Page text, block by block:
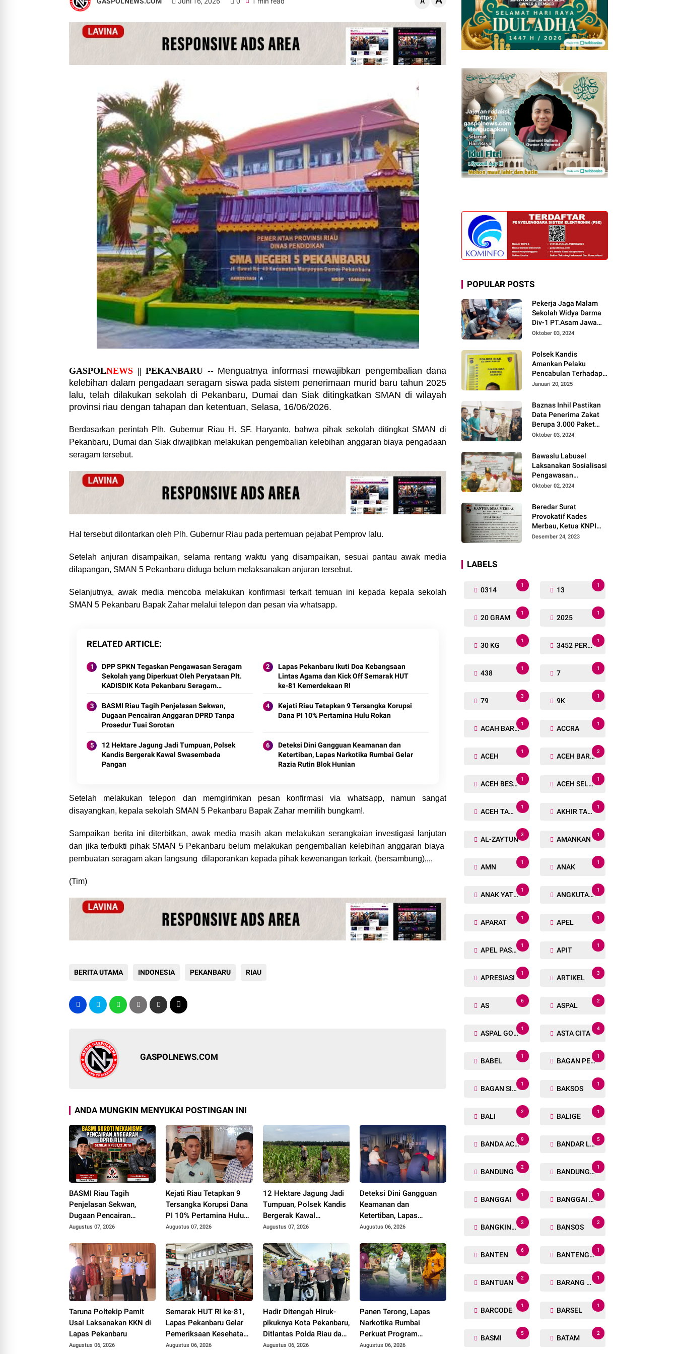
A
GASPOLNEWS || PEKANBARU -- Menguatnya informasi mewajibkan pengembalian dana
kelebihan dalam pengadaan seragam siswa pada sistem penerimaan murid baru tahun 2025
lalu, telah dilakukan sekolah di Pekanbaru, Dumai dan Siak ditingkatkan SMAN di wilayah
provinsi riau dengan tahapan dan ketentuan, Selasa, 16/06/2026.
Berdasarkan perintah Plh. Gubernur Riau H. SF. Haryanto, bahwa pihak sekolah ditingkat SMAN di
Pekanbaru, Dumai dan Siak diwajibkan melakukan pengembalian kelebihan anggaran biaya pengadaan
seragam tersebut.
Hal tersebut dilontarkan oleh Plh. Gubernur Riau pada pertemuan pejabat Pemprov lalu.
Setelah anjuran disampaikan, selama rentang waktu yang disampaikan, sesuai pantau awak media
dilapangan, SMAN 5 Pekanbaru diduga belum melaksanakan anjuran tersebut.
Selanjutnya, awak media mencoba melakukan konfirmasi terkait temuan ini kepada kepala sekolah
SMAN 5 Pekanbaru Bapak Zahar melalui telepon dan pesan via whatsapp.
RELATED ARTICLE
DPP SPKN Tegaskan Pengawasan Seragam
Sekolah yang Diperkuat Oleh Peryataan Plt.
KADISDIK Kota Pekanbaru Seragam
Lapas Pekanbaru Ikuti Doa Kebangsaan
Lintas Agama dan Kick Off Semarak HUT
ke-81 Kemerdekaan RI
BASMI Riau Tagih Penjelasan Sekwan,
Dugaan Pencairan Anggaran DPRD Tanpa
Prosedur Tuai Sorotan
Kejati Riau Tetapkan 9 Tersangka Korupsi
Dana PI 10% Pertamina Hulu Rokan
12 Hektare Jagung Jadi Tumpuan, Polsek
Kandis Bergerak Kawal Swasembada
Pangan
Deteksi Dini Gangguan Keamanan dan
Ketertiban, Lapas Narkotika Rumbai Gelar
Razia Rutin Blok Hunian
Setelah melakukan telepon dan memgirimkan pesan konfirmasi via whatsapp, namun sangat
disayangkan, kepala sekolah SMAN 5 Pekanbaru Bapak Zahar memilih bungkam!.
Sampaikan berita ini diterbitkan, awak media masih akan melakukan serangkaian investigasi lanjutan
dan jika terbukti pihak SMAN 5 Pekanbaru belum melakukan pengembalian kelebihan anggaran biaya
pembuatan seragam akan langsung dilaporankan kepada pihak kewenangan terkait, (bersambung),,,,
(Tim)
BERITA UTAMA INDONESIA PEKANBARU RIAU
GASPOLNEWS.COM
ANDA MUNGKIN MENYUKAI POSTINGAN INI
BASMI Riau Tagih
Penjelasan Sekwan,
Dugaan Pencairan
Anggaran DPRD Tanpa
Augustus 07, 2026
Kejati Riau Tetapkan 9
Tersangka Korupsi Dana
PI 10% Pertamina Hulu
Rokan
Augustus 07, 2026
12 Hektare Jagung Jadi
Tumpuan, Polsek Kandis
Bergerak Kawal
Swasembada Pangan
Augustus 07, 2026
Deteksi Dini Gangguan
Keamanan dan
Ketertiban, Lapas
Narkotika Rumbai Gelar
Augustus 06, 2026
Taruna Poltekip Pamit
Usai Laksanakan KKN di
Lapas Pekanbaru
Augustus 06, 2026
Semarak HUT RI ke-81,
Lapas Pekanbaru Gelar
Pemeriksaan Kesehatan
Gratis untuk Warga
Augustus 06, 2026
Hadir Ditengah Hiruk-
pikuknya Kota Pekanbaru,
Ditlantas Polda Riau dan
Polantas KARIB Kobarkan
Augustus 06, 2026
Panen Terong, Lapas
Narkotika Rumbai
Perkuat Program
Ketahanan Pangan
Augustus 06, 2026
POPULAR POSTS
Pekerja Jaga Malam
Sekolah Widya Darma
Div-1 PT.Asam Jawa
Todongkan Senpi
Sumberjo
Oktober 03, 2024
Polsek Kandis
Amankan Pelaku
Pencabulan Terhadap
Dua Anak Kakak-
Gereja
Januari 20, 2025
Baznas Inhil Pastikan
Data Penerima Zakat
Berupa 3.000 Paket
Premium Boxs Sudah
Oktober 03, 2024
Bawaslu Labusel
Laksanakan Sosialisasi
Pengawasan
Partisipatif kepada
Pemuda Dan Agama
Pada pilkada Serentak
2024
Oktober 02, 2024
Beredar Surat
Provokatif Kades
Merbau, Ketua KNPI
Riau: "Periksa, Tangkap
Desember 24, 2023
LABELS
0314
1
13
1
20 GRAM
1
2025
1
30 KG
1
3452 PERSONIL
1
438
1
7
1
79
3
9K
1
ACAH BARAT
1
ACCRA
1
ACEH
1
ACEH BARAT
2
ACEH BESAR
1
ACEH SELATAN
1
ACEH TAMIANG
1
AKHIR TAHUN
1
AL-ZAYTUN
3
AMANKAN
1
AMN
1
ANAK
1
ANAK YATIM
1
ANGKUTAN TRANSPORTASI
1
APARAT
1
APEL
1
APEL PASUKAN
1
APIT
1
APRESIASI
1
ARTIKEL
3
AS
6
ASPAL
2
ASPAL GORENG
1
ASTA CITA
4
BABEL
1
BAGAN PETE
1
BAGAN SIAPIN API
1
BAKSOS
1
BALI
2
BALIGE
1
BANDA ACEH
9
BANDAR LAMPUNG
5
BANDUNG
2
BANDUNG BARAT
1
BANGGAI
1
BANGGAI LAUT
1
BANGKINANG
2
BANSOS
2
BANTEN
6
BANTENG RAIDERS
1
BANTUAN
2
BARANG TUAKA
1
BARCODE
1
BARSEL
1
BASMI
5
BATAM
2